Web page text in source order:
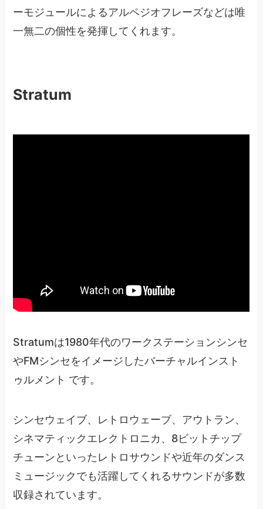
ーモジュールによるアルペジオフレーズなどは唯
一無二の個性を発揮してくれます。
Stratum
Stratumは1980年代のワークステーションシンセ
やFMシンセをイメージしたバーチャルインスト
ゥルメント です。
シンセウェイブ、レトロウェーブ、アウトラン、
シネマティックエレクトロニカ、8ビットチップ
チューンといったレトロサウンドや近年のダンス
ミュージックでも活躍してくれるサウンドが多数
収録されています。